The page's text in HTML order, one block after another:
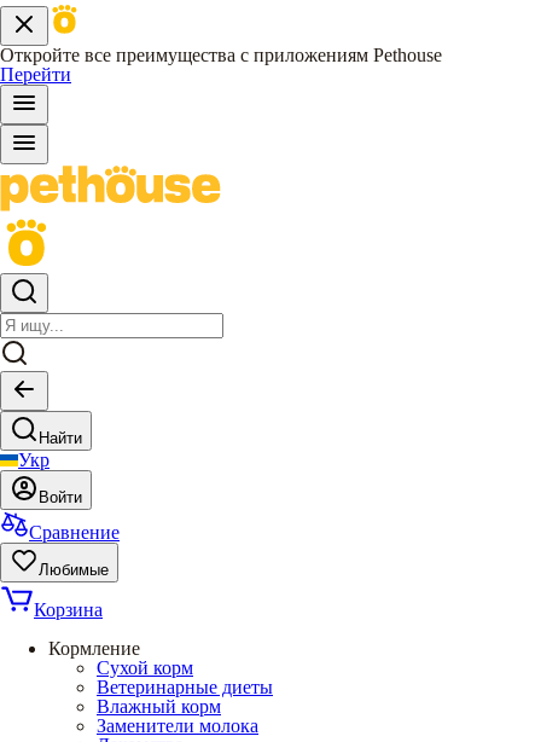
Откройте все преимущества с приложениям Pethouse
Перейти
Найти
Укр
Войти
Сравнение
Любимые
Корзина
Кормление
Сухой корм
Ветеринарные диеты
Влажный корм
Заменители молока